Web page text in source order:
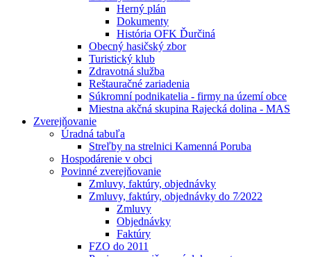
Herný plán
Dokumenty
História OFK Ďurčiná
Obecný hasičský zbor
Turistický klub
Zdravotná služba
Reštauračné zariadenia
Súkromní podnikatelia - firmy na území obce
Miestna akčná skupina Rajecká dolina - MAS
Zverejňovanie
Úradná tabuľa
Streľby na strelnici Kamenná Poruba
Hospodárenie v obci
Povinné zverejňovanie
Zmluvy, faktúry, objednávky
Zmluvy, faktúry, objednávky do 7⁄2022
Zmluvy
Objednávky
Faktúry
FZO do 2011